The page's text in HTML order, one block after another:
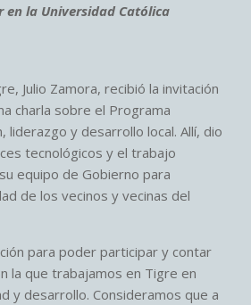
la Universidad Católica
Julio Zamora, recibió la invitación
charla sobre el Programa
liderazgo y desarrollo local. Allí, dio
tecnológicos y el trabajo
equipo de Gobierno para
de los vecinos y vecinas del
para poder participar y contar
la que trabajamos en Tigre en
y desarrollo. Consideramos que a